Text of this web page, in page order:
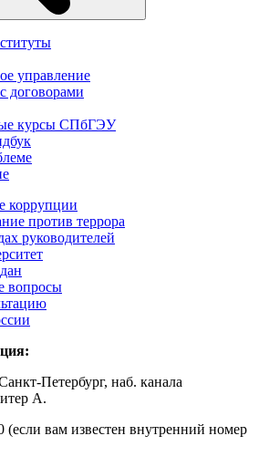
управление
договорами
курсы СПбГЭУ
коррупции
против террора
руководителей
вопросы
Петербург, наб. канала
А.
(если вам известен внутренний номер